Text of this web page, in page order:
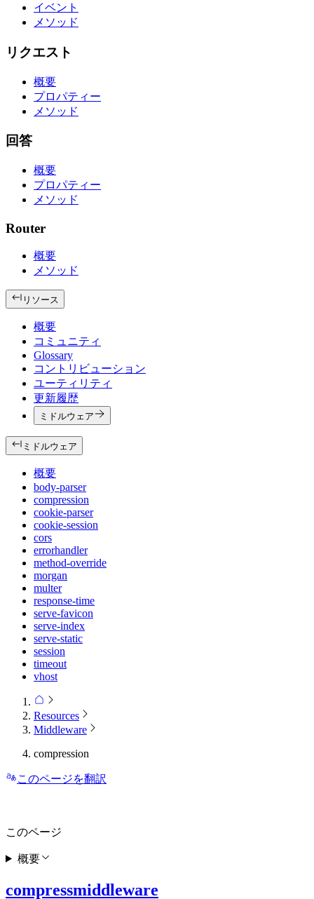
イベント
メソッド
リクエスト
概要
プロパティー
メソッド
回答
概要
プロパティー
メソッド
Router
概要
メソッド
リソース
概要
コミュニティ
Glossary
コントリビューション
ユーティリティ
更新履歴
ミドルウェア
ミドルウェア
概要
body-parser
compression
cookie-parser
cookie-session
cors
errorhandler
method-override
morgan
multer
response-time
serve-favicon
serve-index
serve-static
session
timeout
vhost
Resources
Middleware
compression
このページを翻訳
compressmiddleware
このページ
概要